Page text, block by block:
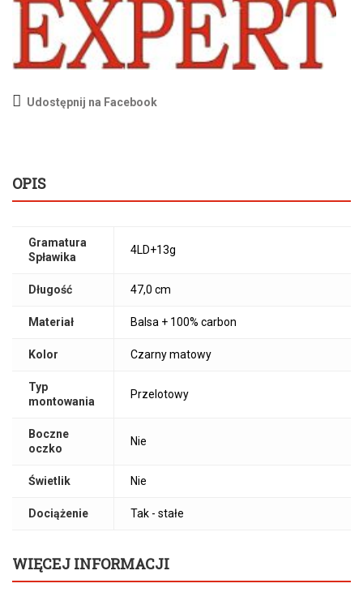
Udostępnij na Facebook
OPIS
Gramatura
Spławika
4LD+13g
Długość 47,0 cm
Materiał Balsa + 100% carbon
Kolor Czarny matowy
Typ
montowania
Przelotowy
Boczne
oczko
Nie
Świetlik Nie
Dociążenie Tak - stałe
WIĘCEJ INFORMACJI